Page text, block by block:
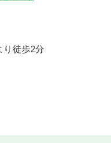
り徒歩2分